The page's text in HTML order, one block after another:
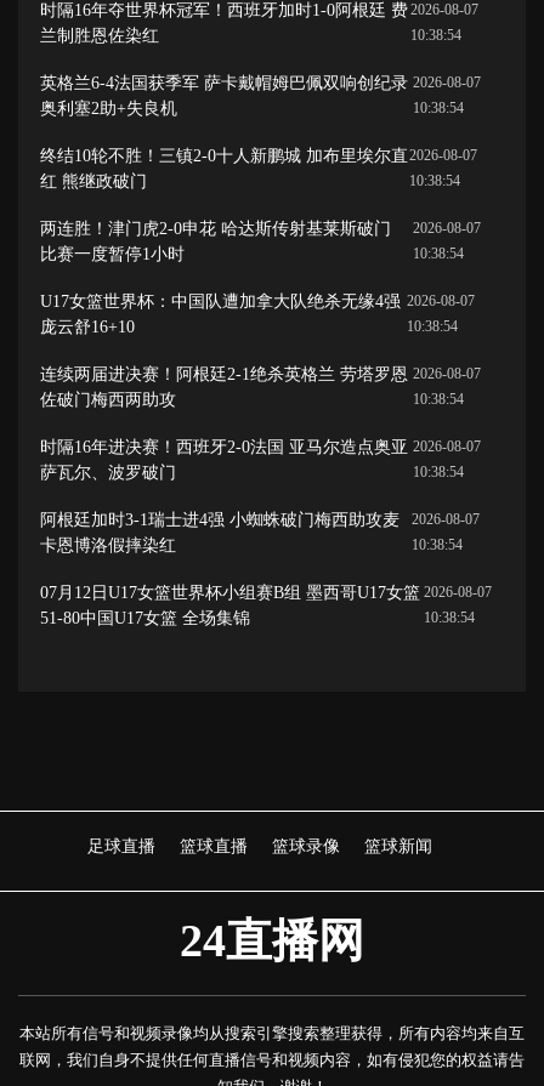
时隔16年夺世界杯冠军！西班牙加时1-0阿根廷 费
兰制胜恩佐染红
2026-08-07
10:38:54
英格兰6-4法国获季军 萨卡戴帽姆巴佩双响创纪录
奥利塞2助+失良机
2026-08-07
10:38:54
终结10轮不胜！三镇2-0十人新鹏城 加布里埃尔直
红 熊继政破门
2026-08-07
10:38:54
两连胜！津门虎2-0申花 哈达斯传射基莱斯破门
比赛一度暂停1小时
2026-08-07
10:38:54
U17女篮世界杯：中国队遭加拿大队绝杀无缘4强
庞云舒16+10
2026-08-07
10:38:54
连续两届进决赛！阿根廷2-1绝杀英格兰 劳塔罗恩
佐破门梅西两助攻
2026-08-07
10:38:54
时隔16年进决赛！西班牙2-0法国 亚马尔造点奥亚
萨瓦尔、波罗破门
2026-08-07
10:38:54
阿根廷加时3-1瑞士进4强 小蜘蛛破门梅西助攻麦
卡恩博洛假摔染红
2026-08-07
10:38:54
07月12日U17女篮世界杯小组赛B组 墨西哥U17女篮
51-80中国U17女篮 全场集锦
2026-08-07
10:38:54
足球直播 篮球直播 篮球录像 篮球新闻
24直播网
本站所有信号和视频录像均从搜索引擎搜索整理获得，所有内容均来自互
联网，我们自身不提供任何直播信号和视频内容，如有侵犯您的权益请告